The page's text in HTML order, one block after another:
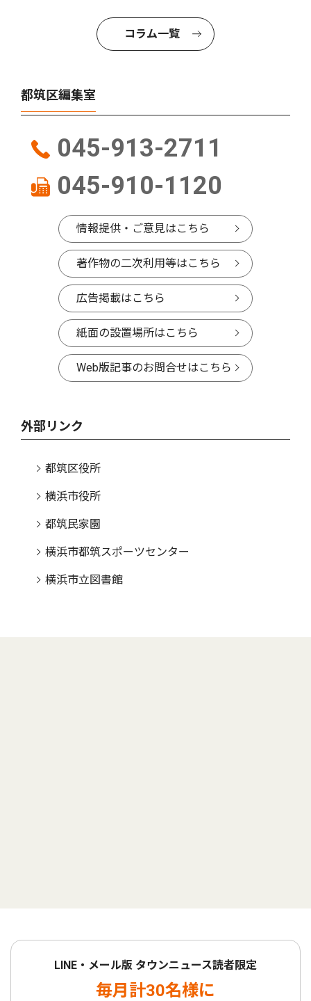
コラム一覧
都筑区編集室
045-913-2711
045-910-1120
情報提供・ご意見はこちら
著作物の二次利用等はこちら
広告掲載はこちら
紙面の設置場所はこちら
Web版記事のお問合せはこちら
外部リンク
都筑区役所
横浜市役所
都筑民家園
横浜市都筑スポーツセンター
横浜市立図書館
LINE・メール版 タウンニュース読者限定
毎月計30名様に